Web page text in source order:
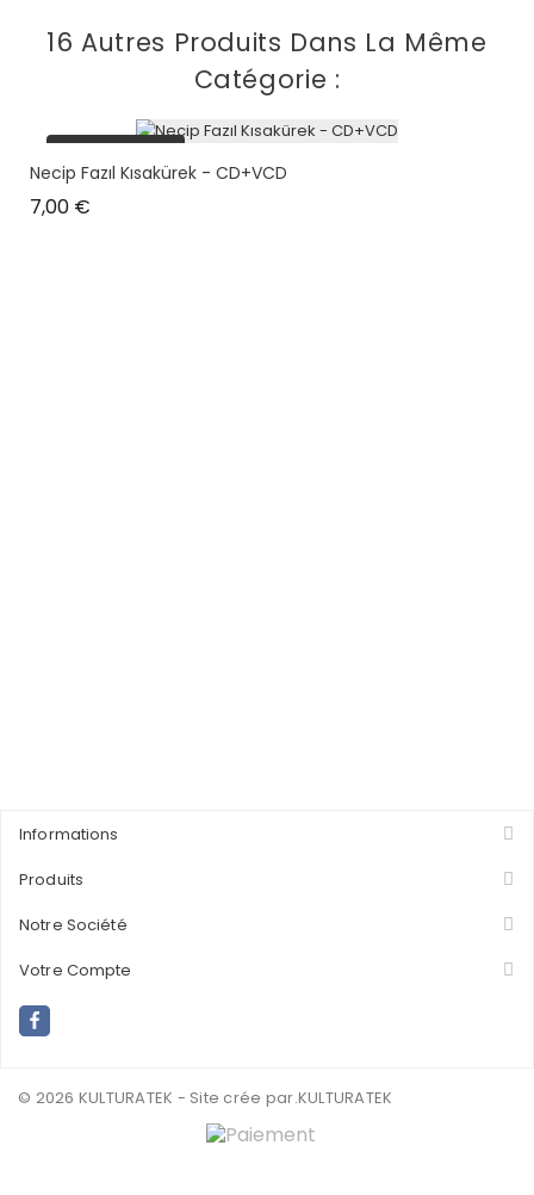
16 Autres Produits Dans La Même
Catégorie :
plus en stock
Necip Fazıl Kısakürek - CD+VCD
7,00 €
Informations
Produits
Notre Société
Votre Compte
© 2026 KULTURATEK - Site crée par.KULTURATEK